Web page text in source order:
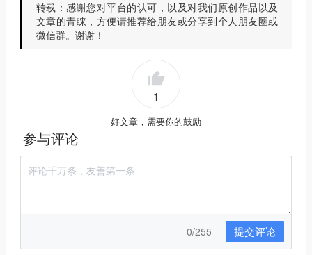
转载：感谢您对平台的认可，以及对我们原创作品以及
文章的青睐，方便请推荐给朋友或分享到个人朋友圈或
微信群。谢谢！
1
好文章，需要你的鼓励
参与评论
0/255 提交评论